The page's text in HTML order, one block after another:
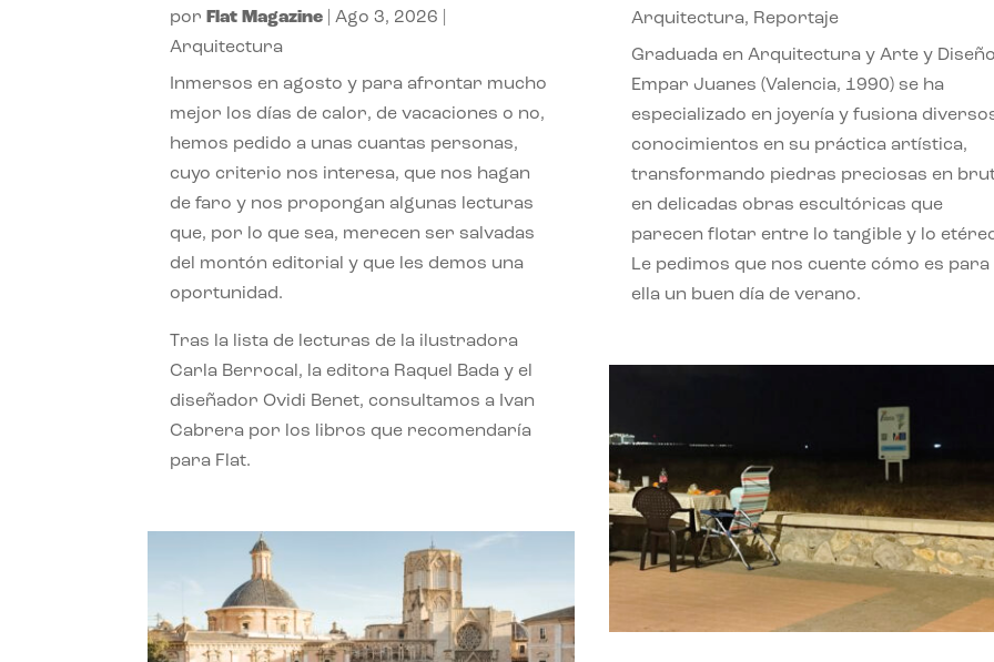
por Flat Magazine |Ago 3, 2026
Arquitectura
Inmersos en agosto y para afrontar mucho
mejor los días de calor, de vacaciones o no,
hemos pedido a unas cuantas personas,
cuyo criterio nos interesa, que nos hagan
de faro y nos propongan algunas lecturas
que, por lo que sea, merecen ser salvadas
del montón editorial y que les demos una
oportunidad.
Tras la lista de lecturas de la ilustradora
Carla Berrocal, la editora Raquel Bada y el
diseñador Ovidi Benet, consultamos a Ivan
Cabrera por los libros que recomendaría
para Flat.
Arquitectura, Reportaje
Graduada en Arquitectura y Arte y
Empar Juanes (Valencia, 1990) se ha
especializado en joyería y fusiona
conocimientos en su práctica artística,
transformando piedras preciosas en
en delicadas obras escultóricas que
parecen flotar entre lo tangible y lo
Le pedimos que nos cuente cómo es para
ella un buen día de verano.